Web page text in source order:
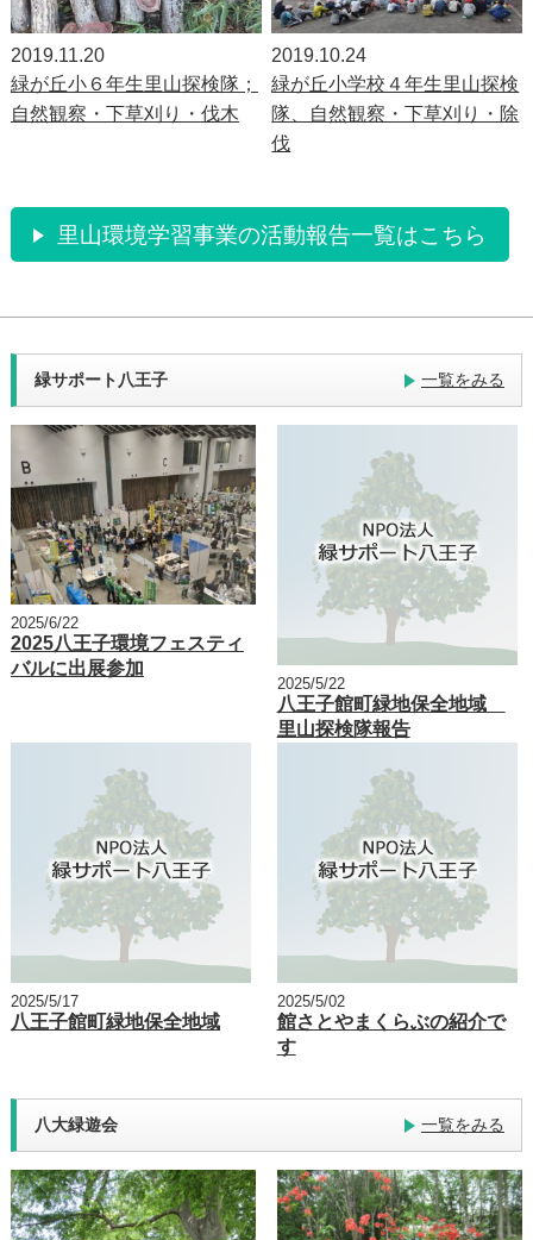
2019.11.20
緑が丘小６年生里山探検隊；
自然観察・下草刈り・伐木
2019.10.24
緑が丘小学校４年生里山探検
隊、自然観察・下草刈り・除
伐
里山環境学習事業の活動報告一覧はこちら
緑サポート八王子 一覧をみる
2025/6/22
2025八王子環境フェスティ
バルに出展参加
2025/5/22
八王子館町緑地保全地域
里山探検隊報告
2025/5/17
八王子館町緑地保全地域
2025/5/02
館さとやまくらぶの紹介で
す
八大緑遊会 一覧をみる